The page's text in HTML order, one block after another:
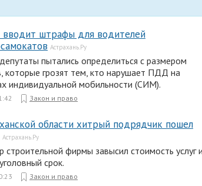
вводит штрафы для водителей
Астрахань.Ру
пытались определиться с размером
которые грозят тем, кто нарушает ПДД на
индивидуальной мобильности (СИМ).
Закон и право
области хитрый подрядчик пошел
Астрахань.Ру
строительной фирмы завысил стоимость услуг и
срок.
Закон и право